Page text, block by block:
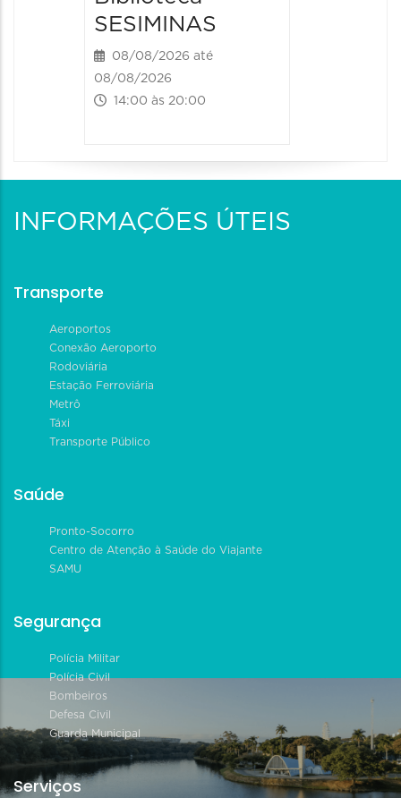
SESIMINAS
08/08/2026 até
08/08/2026
14:00 às 20:00
INFORMAÇÕES ÚTEIS
Transporte
Aeroportos
Conexão Aeroporto
Rodoviária
Estação Ferroviária
Metrô
Táxi
Transporte Público
Saúde
Pronto-Socorro
Centro de Atenção à Saúde do Viajante
SAMU
Segurança
Polícia Militar
Polícia Civil
Bombeiros
Defesa Civil
Guarda Municipal
Serviços